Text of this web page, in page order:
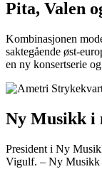
Pita, Valen
Kombinasjonen
saktegående øst-
en ny konsertserie
Ny Musikk i
President i Ny
Vigulf. – Ny Musikk